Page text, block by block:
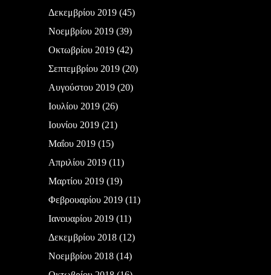
Δεκεμβρίου 2019(45)
Νοεμβρίου 2019(39)
Οκτωβρίου 2019(42)
Σεπτεμβρίου 2019(20)
Αυγούστου 2019(20)
Ιουλίου 2019(26)
Ιουνίου 2019(21)
Μαΐου 2019(15)
Απριλίου 2019(11)
Μαρτίου 2019(19)
Φεβρουαρίου 2019(11)
Ιανουαρίου 2019(11)
Δεκεμβρίου 2018(12)
Νοεμβρίου 2018(14)